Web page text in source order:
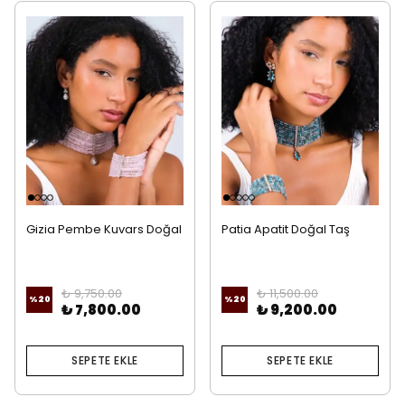
Gizia Pembe Kuvars Doğal
%20 ₺ 9,750.00
₺ 7,800.00
SEPETE EKLE
Patia Apatit Doğal Taş
%20 ₺ 11,500.00
₺ 9,200.00
SEPETE EKLE